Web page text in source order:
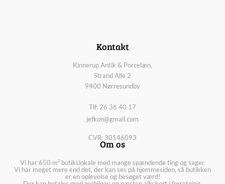
Kontakt
Kinnerup Antik & Porcelæn,
Strand Alle 2
9400 Nørresundby
Tlf: 26 36 40 17
jefkon@gmail.com
CVR: 30146093
Om os
Vi har 650 m² butikslokale med mange spændende ting og sager.
Vi har meget mere end det, der kan ses på hjemmesiden, så butikken
er en oplevelse og besøget værd!